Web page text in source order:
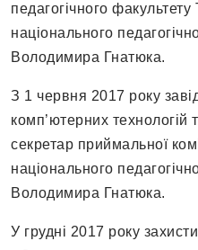
педагогічного факультету
національного
Володимира Гнатюка.
З 1 червня 2017 року
комп’ютерних технологій
секретар приймальної
національного
Володимира Гнатюка.
У грудні 2017 року